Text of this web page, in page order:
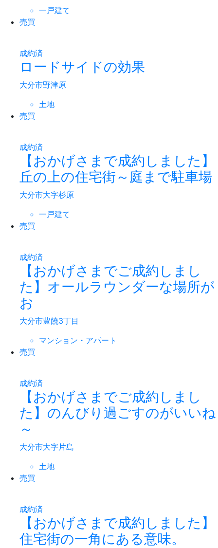
一戸建て
売買
成約済
ロードサイドの効果
大分市野津原
土地
売買
成約済
【おかげさまで成約しました】
丘の上の住宅街～庭まで駐車場
大分市大字杉原
一戸建て
売買
成約済
【おかげさまでご成約しまし
た】オールラウンダーな場所が
お
大分市豊饒3丁目
マンション・アパート
売買
成約済
【おかげさまでご成約しまし
た】のんびり過ごすのがいいね
～
大分市大字片島
土地
売買
成約済
【おかげさまで成約しました】
住宅街の一角にある意味。